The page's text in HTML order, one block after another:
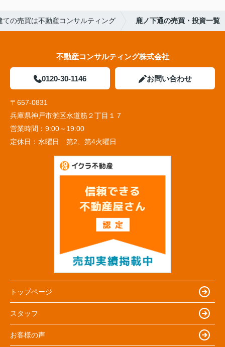
の売買は不動産コンサルティング 鹿ノ下通の売買・投資一覧
不動産コンサルティング株式会社
0120-30-1146 お問い合わせ
〒657-0831
兵庫県神戸市灘区水道筋２丁目１７
営業時間： 9:00～19:00
定休日： 水曜日 第2、第4火曜日
トップページ
スタッフ
お客様の声